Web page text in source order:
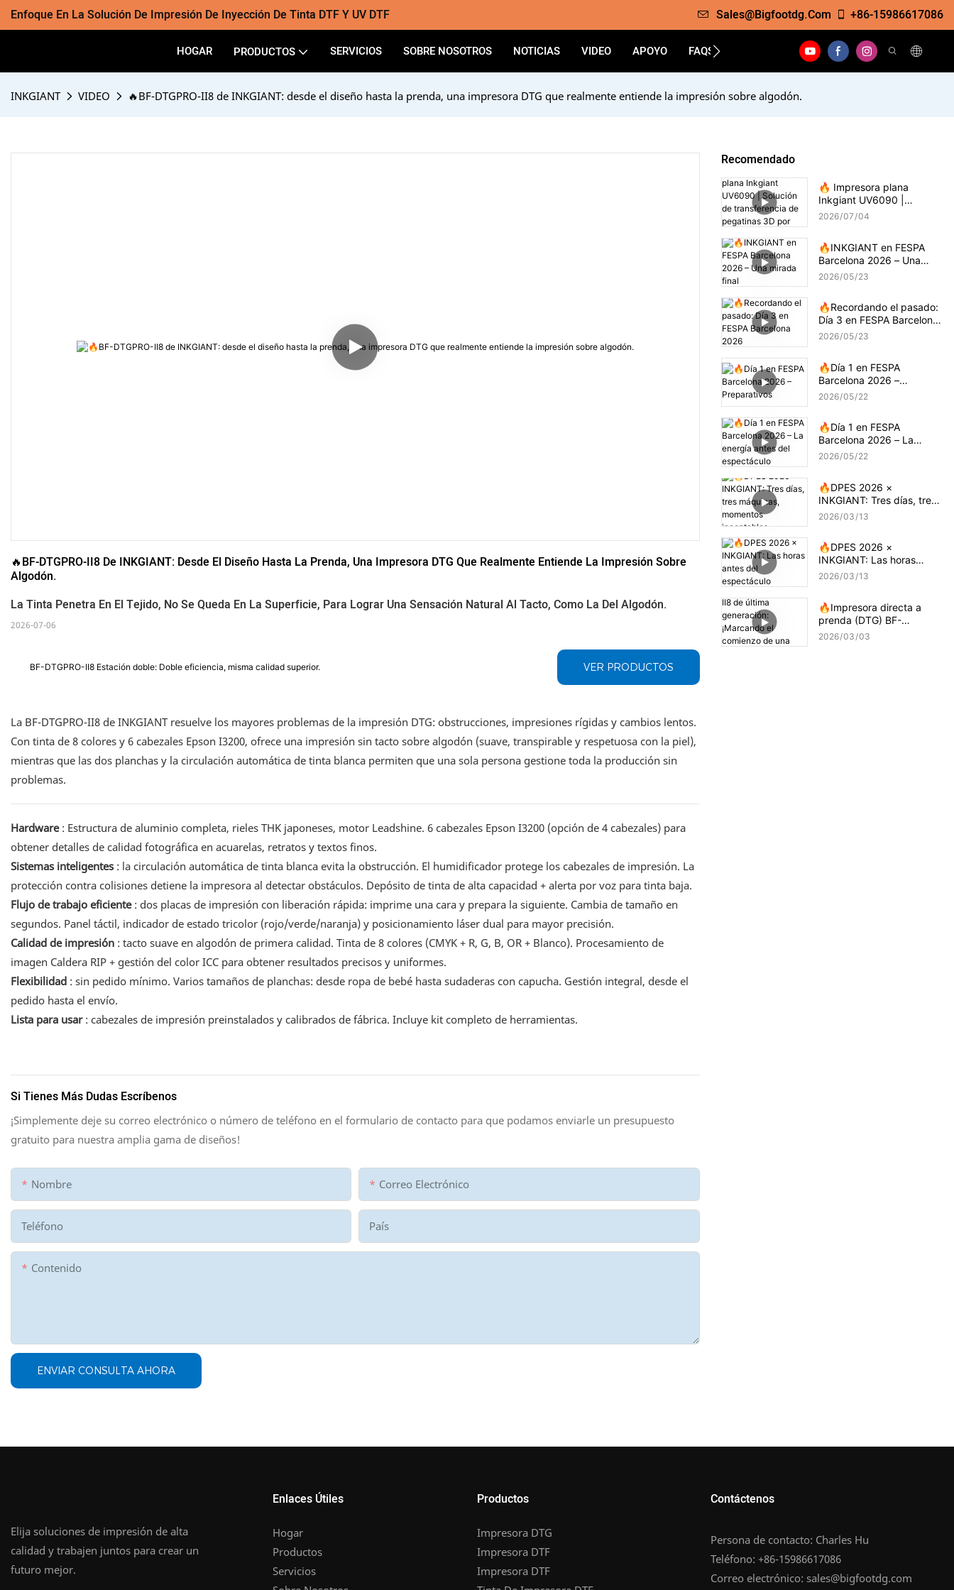
Enfoque En La Solución De Impresión De Inyección De Tinta DTF Y UV DTF Sales@bigfootdg.com +86-15986617086
HOGAR PRODUCTOS SERVICIOS SOBRE NOSOTROS NOTICIAS VIDEO APOYO FAQS
INKGIANT VIDEO 🔥BF-DTGPRO-II8 de INKGIANT: desde el diseño hasta la prenda, una impresora DTG que realmente entiende la impresión sobre algodón.
🔥BF-DTGPRO-II8 De INKGIANT: Desde El Diseño Hasta La Prenda, Una Impresora DTG Que Realmente Entiende La Impresión Sobre
Algodón.
La Tinta Penetra En El Tejido, No Se Queda En La Superficie, Para Lograr Una Sensación Natural Al Tacto, Como La Del Algodón.
2026-07-06
BF-DTGPRO-II8 Estación doble: Doble eficiencia, misma calidad superior. VER PRODUCTOS
La BF-DTGPRO-II8 de INKGIANT resuelve los mayores problemas de la impresión DTG: obstrucciones, impresiones rígidas y cambios lentos.
Con tinta de 8 colores y 6 cabezales Epson I3200, ofrece una impresión sin tacto sobre algodón (suave, transpirable y respetuosa con la piel),
mientras que las dos planchas y la circulación automática de tinta blanca permiten que una sola persona gestione toda la producción sin
problemas.
Hardware: Estructura de aluminio completa, rieles THK japoneses, motor Leadshine. 6 cabezales Epson I3200 (opción de 4 cabezales) para
obtener detalles de calidad fotográfica en acuarelas, retratos y textos finos.
Sistemas inteligentes : la circulación automática de tinta blanca evita la obstrucción. El humidificador protege los cabezales de impresión. La
protección contra colisiones detiene la impresora al detectar obstáculos. Depósito de tinta de alta capacidad + alerta por voz para tinta baja.
Flujo de trabajo eficiente: dos placas de impresión con liberación rápida: imprime una cara y prepara la siguiente. Cambia de tamaño en
segundos. Panel táctil, indicador de estado tricolor (rojo/verde/naranja) y posicionamiento láser dual para mayor precisión.
Calidad de impresión : tacto suave en algodón de primera calidad. Tinta de 8 colores (CMYK + R, G, B, OR + Blanco). Procesamiento de
imagen Caldera RIP + gestión del color ICC para obtener resultados precisos y uniformes.
Flexibilidad : sin pedido mínimo. Varios tamaños de planchas: desde ropa de bebé hasta sudaderas con capucha. Gestión integral, desde el
pedido hasta el envío.
Lista para usar: cabezales de impresión preinstalados y calibrados de fábrica. Incluye kit completo de herramientas.
Si Tienes Más Dudas Escríbenos
¡Simplemente deje su correo electrónico o número de teléfono en el formulario de contacto para que podamos enviarle un presupuesto
gratuito para nuestra amplia gama de diseños!
Nombre Correo Electrónico
Teléfono País
Contenido
ENVIAR CONSULTA AHORA
Recomendado
🔥 Impresora plana
Inkgiant UV6090 |
Solución de transferencia
2026 07 04
🔥INKGIANT en FESPA
Barcelona 2026 – Una
mirada final
2026 05 23
🔥Recordando el pasado:
Día 3 en FESPA Barcelona
2026
2026 05 23
🔥Día 1 en FESPA
Barcelona 2026 –
Preparativos
2026 05 22
🔥Día 1 en FESPA
Barcelona 2026 – La
energía antes del
2026 05 22
🔥DPES 2026 ×
INKGIANT: Tres días, tres
máquinas, momentos
2026 03 13
🔥DPES 2026 ×
INKGIANT: Las horas
antes del espectáculo
2026 03 13
🔥Impresora directa a
prenda (DTG) BF-
DTGPRO-II8 de última
2026 03 03
Elija soluciones de impresión de alta
calidad y trabajen juntos para crear un
futuro mejor.
Enlaces Útiles
Hogar
Productos
Servicios
Productos
Impresora DTG
Impresora DTF
Impresora DTF
Contáctenos
Persona de contacto: Charles Hu
Teléfono: +86-15986617086
Correo electrónico: sales@bigfootdg.com